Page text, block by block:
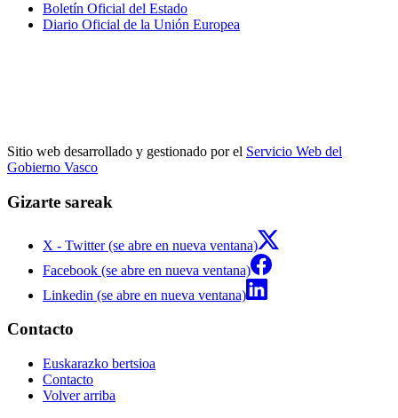
Boletín Oficial del Estado
Diario Oficial de la Unión Europea
Sitio web desarrollado y gestionado por el Servicio Web del
Gobierno Vasco
Gizarte sareak
X - Twitter (se abre en nueva ventana)
Facebook (se abre en nueva ventana)
Linkedin (se abre en nueva ventana)
Contacto
Euskarazko bertsioa
Contacto
Volver arriba